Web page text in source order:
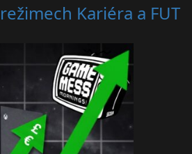
Kariéra a FUT